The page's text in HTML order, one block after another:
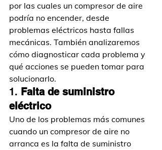
por las cuales un compresor de aire
podría no encender, desde
problemas eléctricos hasta fallas
mecánicas. También analizaremos
cómo diagnosticar cada problema y
qué acciones se pueden tomar para
solucionarlo.
1. Falta de suministro
eléctrico
Uno de los problemas más comunes
cuando un compresor de aire no
arranca es la falta de suministro